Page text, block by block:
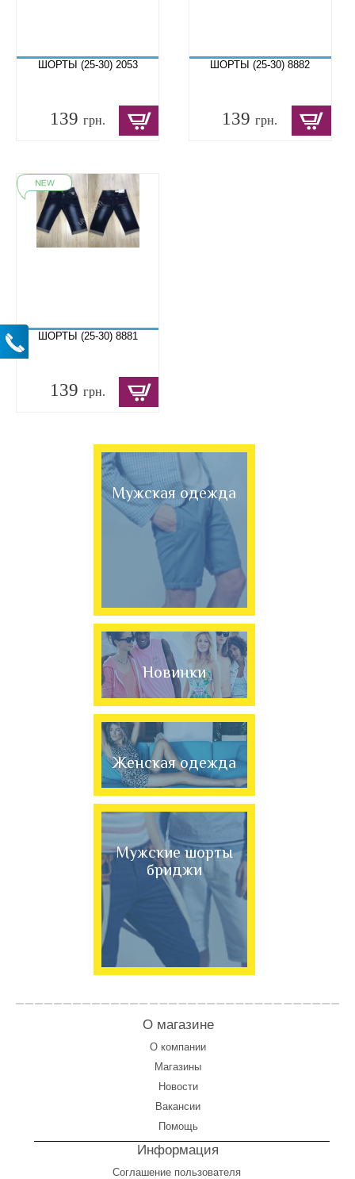
ШОРТЫ (25-30) 2053
139 грн.
ШОРТЫ (25-30) 8882
139грн.
ШОРТЫ (25-30) 8881
139 грн.
Мужская одежда
Новинки
Женская одежда
Мужские шорты
бриджи
О магазине
О компании
Магазины
Новости
Вакансии
Помощь
Информация
Соглашение пользователя